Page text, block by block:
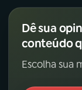
Dê sua
conteúdo
Escolha sua